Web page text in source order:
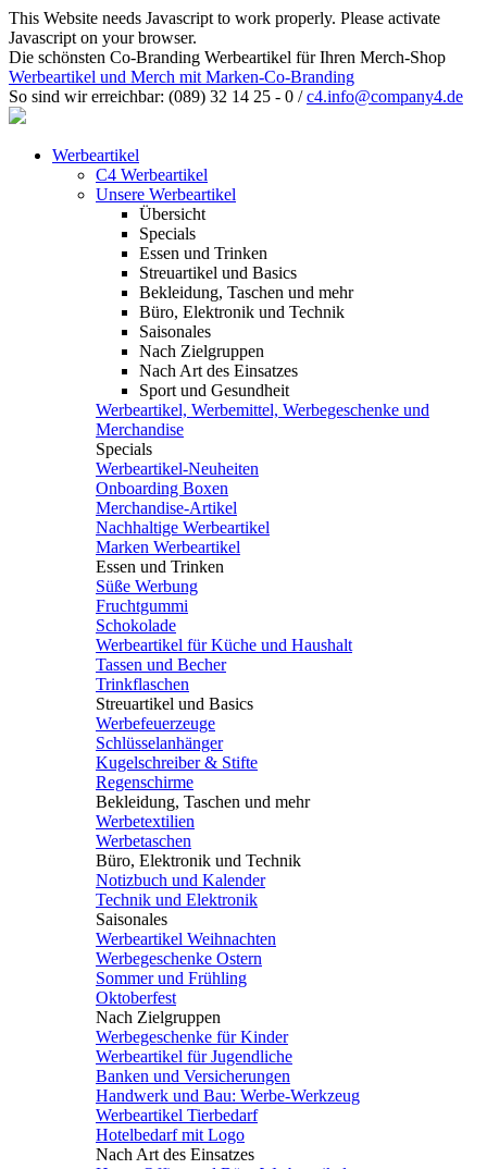
This Website needs Javascript to work properly. Please activate
Javascript on your browser.
Die schönsten Co-Branding Werbeartikel für Ihren Merch-Shop
Werbeartikel und Merch mit Marken-Co-Branding
So sind wir erreichbar: (089) 32 14 25 - 0 /c4.info@company4.de
Werbeartikel
C4 Werbeartikel
Unsere Werbeartikel
Übersicht
Specials
Essen und Trinken
Streuartikel und Basics
Bekleidung, Taschen und mehr
Büro, Elektronik und Technik
Saisonales
Nach Zielgruppen
Nach Art des Einsatzes
Sport und Gesundheit
Werbeartikel, Werbemittel, Werbegeschenke und
Merchandise
Specials
Werbeartikel-Neuheiten
Onboarding Boxen
Merchandise-Artikel
Nachhaltige Werbeartikel
Marken Werbeartikel
Essen und Trinken
Süße Werbung
Fruchtgummi
Schokolade
Werbeartikel für Küche und Haushalt
Tassen und Becher
Trinkflaschen
Streuartikel und Basics
Werbefeuerzeuge
Schlüsselanhänger
Kugelschreiber & Stifte
Regenschirme
Bekleidung, Taschen und mehr
Werbetextilien
Werbetaschen
Büro, Elektronik und Technik
Notizbuch und Kalender
Technik und Elektronik
Saisonales
Werbeartikel Weihnachten
Werbegeschenke Ostern
Sommer und Frühling
Oktoberfest
Nach Zielgruppen
Werbegeschenke für Kinder
Werbeartikel für Jugendliche
Banken und Versicherungen
Handwerk und Bau: Werbe-Werkzeug
Werbeartikel Tierbedarf
Hotelbedarf mit Logo
Nach Art des Einsatzes